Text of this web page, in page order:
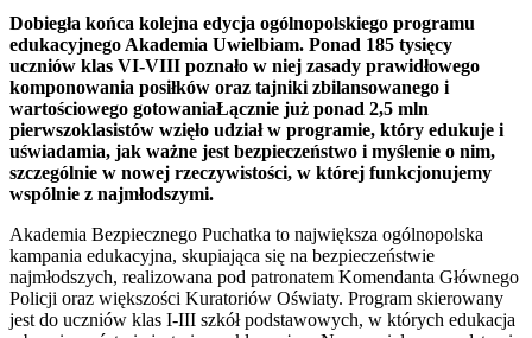
Dobiegła końca kolejna edycja ogólnopolskiego programu
edukacyjnego Akademia Uwielbiam. Ponad 185 tysięcy
uczniów klas VI-VIII poznało w niej zasady prawidłowego
komponowania posiłków oraz tajniki zbilansowanego i
wartościowego gotowaniaŁącznie już ponad 2,5 mln
pierwszoklasistów wzięło udział w programie, który edukuje i
uświadamia, jak ważne jest bezpieczeństwo i myślenie o nim,
szczególnie w nowej rzeczywistości, w której funkcjonujemy
wspólnie z najmłodszymi.
Akademia Bezpiecznego Puchatka to największa ogólnopolska
kampania edukacyjna, skupiająca się na bezpieczeństwie
najmłodszych, realizowana pod patronatem Komendanta Głównego
Policji oraz większości Kuratoriów Oświaty. Program skierowany
jest do uczniów klas I-III szkół podstawowych, w których edukacja